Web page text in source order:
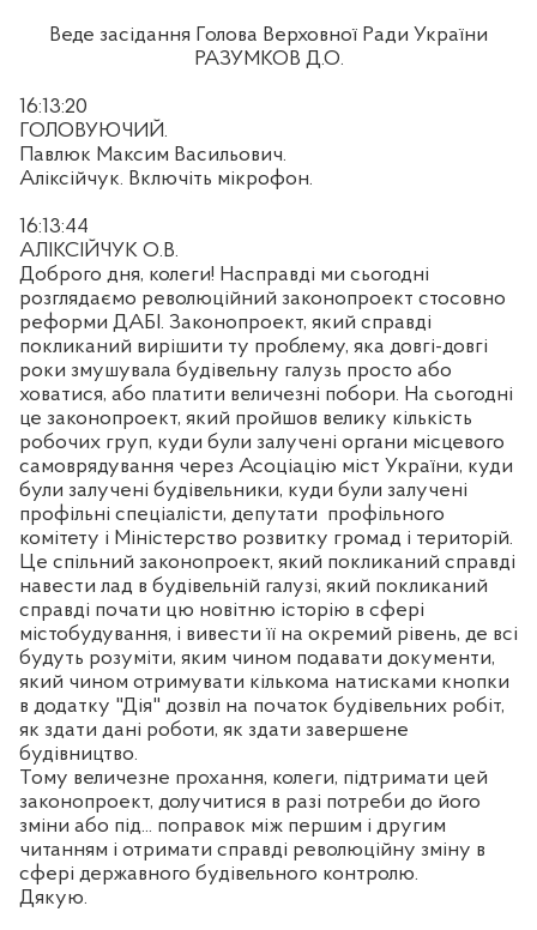
Веде засідання Голова Верховної Ради України
РАЗУМКОВ Д.О.
16:13:20
ГОЛОВУЮЧИЙ.
Павлюк Максим Васильович.
Аліксійчук. Включіть мікрофон.
16:13:44
АЛІКСІЙЧУК О.В.
Доброго дня, колеги! Насправді ми сьогодні
розглядаємо революційний законопроект стосовно
реформи ДАБІ. Законопроект, який справді
покликаний вирішити ту проблему, яка довгі-довгі
роки змушувала будівельну галузь просто або
ховатися, або платити величезні побори. На сьогодні
це законопроект, який пройшов велику кількість
робочих груп, куди були залучені органи місцевого
самоврядування через Асоціацію міст України, куди
були залучені будівельники, куди були залучені
профільні спеціалісти, депутати профільного
комітету і Міністерство розвитку громад і територій.
Це спільний законопроект, який покликаний справді
навести лад в будівельній галузі, який покликаний
справді почати цю новітню історію в сфері
містобудування, і вивести її на окремий рівень, де всі
будуть розуміти, яким чином подавати документи,
який чином отримувати кількома натисками кнопки
в додатку "Дія" дозвіл на початок будівельних робіт,
як здати дані роботи, як здати завершене
будівництво.
Тому величезне прохання, колеги, підтримати цей
законопроект, долучитися в разі потреби до його
зміни або під... поправок між першим і другим
читанням і отримати справді революційну зміну в
сфері державного будівельного контролю.
Дякую.